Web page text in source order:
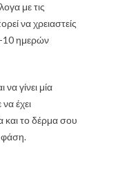
με τις
να χρειαστείς
10 ημερών
να γίνει μία
έχει
και το δέρμα σου
φάση.